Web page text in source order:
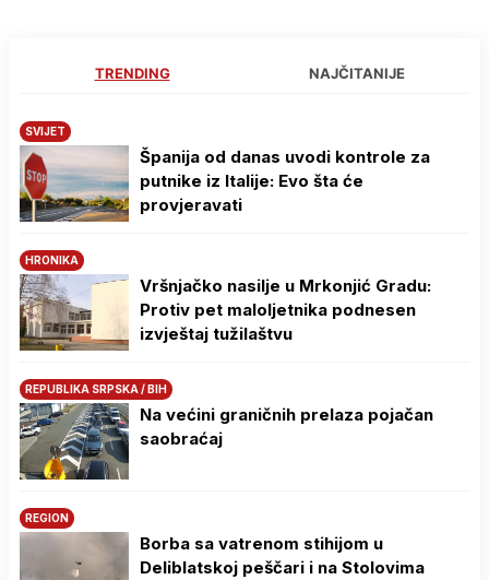
TRENDING NAJČITANIJE
SVIJET
Španija od danas uvodi kontrole za
putnike iz Italije: Evo šta će
provjeravati
HRONIKA
Vršnjačko nasilje u Mrkonjić Gradu:
Protiv pet maloljetnika podnesen
izvještaj tužilaštvu
REPUBLIKA SRPSKA / BIH
Na većini graničnih prelaza pojačan
saobraćaj
REGION
Borba sa vatrenom stihijom u
Deliblatskoj peščari i na Stolovima